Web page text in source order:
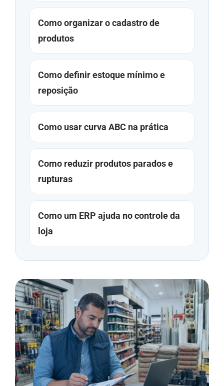
Como organizar o cadastro de
produtos
Como definir estoque mínimo e
reposição
Como usar curva ABC na prática
Como reduzir produtos parados e
rupturas
Como um ERP ajuda no controle da
loja